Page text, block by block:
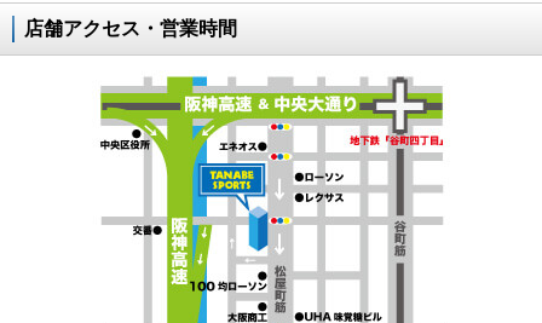
店舗アクセス・営業時間